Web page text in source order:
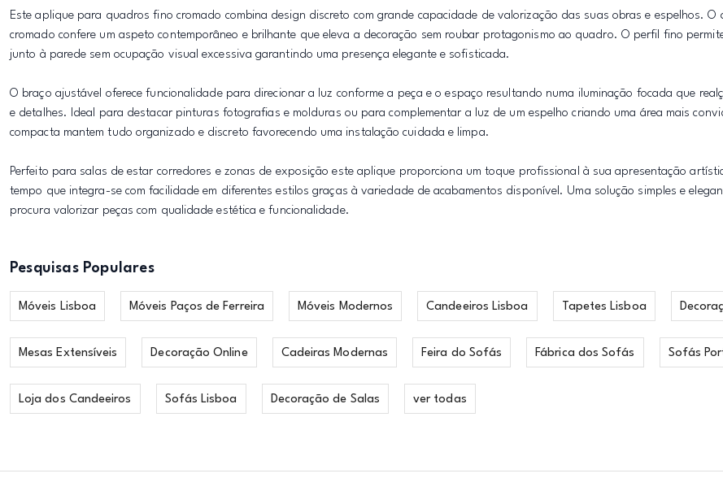
Este aplique para quadros fino cromado combina design discreto com grande capacidade de valorização das suas obras e espelhos. O
cromado confere um aspeto contemporâneo e brilhante que eleva a decoração sem roubar protagonismo ao quadro. O perfil fino
junto à parede sem ocupação visual excessiva garantindo uma presença elegante e sofisticada.
O braço ajustável oferece funcionalidade para direcionar a luz conforme a peça e o espaço resultando numa iluminação focada que
e detalhes. Ideal para destacar pinturas fotografias e molduras ou para complementar a luz de um espelho criando uma área mais
compacta mantem tudo organizado e discreto favorecendo uma instalação cuidada e limpa.
Perfeito para salas de estar corredores e zonas de exposição este aplique proporciona um toque profissional à sua apresentação
tempo que integra-se com facilidade em diferentes estilos graças à variedade de acabamentos disponível. Uma solução simples e
procura valorizar peças com qualidade estética e funcionalidade.
Pesquisas Populares
Móveis Lisboa Móveis Paços de Ferreira Móveis Modernos Candeeiros Lisboa Tapetes Lisboa
Mesas Extensíveis Decoração Online Cadeiras Modernas Feira do Sofás Fábrica dos Sofás Sofás
Loja dos Candeeiros Sofás Lisboa Decoração de Salas ver todas